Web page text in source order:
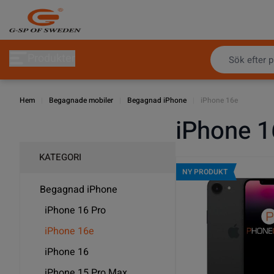
Hoppa till innehållet
Hem Begagnade mobiler Begagnad iPhone iPhone 16e
KATEGORI
Begagnad iPhone
iPhone 16 Pro
iPhone 16e
iPhone 16
iPhone
NY PRODUKT